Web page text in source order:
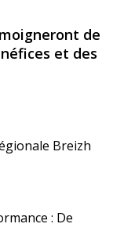
de
et des
Breizh
: De